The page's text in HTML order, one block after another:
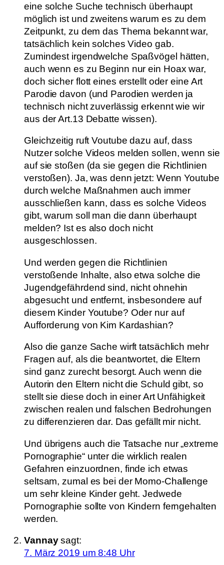
eine solche Suche technisch überhaupt
möglich ist und zweitens warum es zu dem
Zeitpunkt, zu dem das Thema bekannt war,
tatsächlich kein solches Video gab.
Zumindest irgendwelche Spaßvögel hätten,
auch wenn es zu Beginn nur ein Hoax war,
doch sicher flott eines erstellt oder eine Art
Parodie davon (und Parodien werden ja
technisch nicht zuverlässig erkennt wie wir
aus der Art.13 Debatte wissen).
Gleichzeitig ruft Voutube dazu auf, dass
Nutzer solche Videos melden sollen, wenn sie
auf sie stoßen (da sie gegen die Richtlinien
verstoßen). Ja, was denn jetzt: Wenn Youtube
durch welche Maßnahmen auch immer
ausschließen kann, dass es solche Videos
gibt, warum soll man die dann überhaupt
melden? Ist es also doch nicht
ausgeschlossen.
Und werden gegen die Richtlinien
verstoßende Inhalte, also etwa solche die
Jugendgefährdend sind, nicht ohnehin
abgesucht und entfernt, insbesondere auf
diesem Kinder Youtube? Oder nur auf
Aufforderung von Kim Kardashian?
Also die ganze Sache wirft tatsächlich mehr
Fragen auf, als die beantwortet, die Eltern
sind ganz zurecht besorgt. Auch wenn die
Autorin den Eltern nicht die Schuld gibt, so
stellt sie diese doch in einer Art Unfähigkeit
zwischen realen und falschen Bedrohungen
zu differenzieren dar. Das gefällt mir nicht.
Und übrigens auch die Tatsache nur „extreme
Pornographie“ unter die wirklich realen
Gefahren einzuordnen, finde ich etwas
seltsam, zumal es bei der Momo-Challenge
um sehr kleine Kinder geht. Jedwede
Pornographie sollte von Kindern ferngehalten
werden.
Vannay sagt:
7. März 2019 um 8:48 Uhr